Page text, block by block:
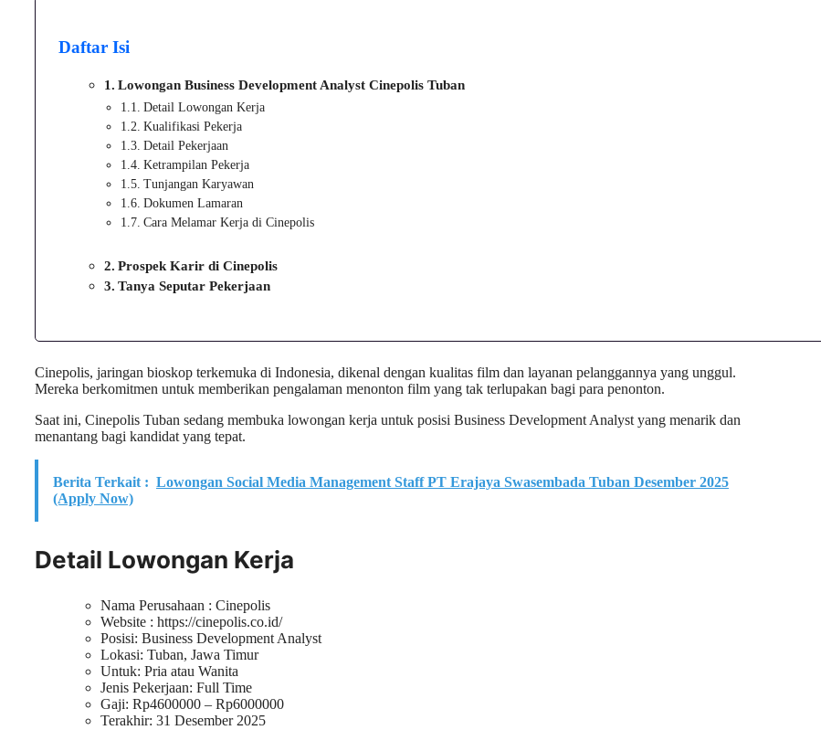
Daftar Isi
Lowongan Business Development Analyst Cinepolis Tuban
Detail Lowongan Kerja
Kualifikasi Pekerja
Detail Pekerjaan
Ketrampilan Pekerja
Tunjangan Karyawan
Dokumen Lamaran
Cara Melamar Kerja di Cinepolis
Prospek Karir di Cinepolis
Tanya Seputar Pekerjaan
Cinepolis, jaringan bioskop terkemuka di Indonesia, dikenal dengan kualitas film dan layanan pelanggannya yang unggul.
Mereka berkomitmen untuk memberikan pengalaman menonton film yang tak terlupakan bagi para penonton.
Saat ini, Cinepolis Tuban sedang membuka lowongan kerja untuk posisi Business Development Analyst yang menarik dan
menantang bagi kandidat yang tepat.
Berita Terkait : Lowongan Social Media Management Staff PT Erajaya Swasembada Tuban Desember 2025
(Apply Now)
Detail Lowongan Kerja
Nama Perusahaan : Cinepolis
Website : https://cinepolis.co.id/
Posisi: Business Development Analyst
Lokasi: Tuban, Jawa Timur
Untuk: Pria atau Wanita
Jenis Pekerjaan: Full Time
Gaji: Rp4600000 – Rp6000000
Terakhir: 31 Desember 2025